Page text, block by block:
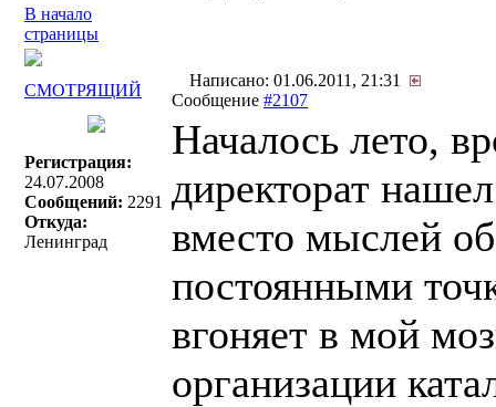
В начало
страницы
СМОТРЯЩИЙ
Написано: 01.06.2011, 21:31
Сообщение #2107
Регистрация:
24.07.2008
Сообщений: 2291
Откуда:
Ленинград
Началось лето,
директорат
вместо мыслей
постоянными
вгоняет в мой
организации